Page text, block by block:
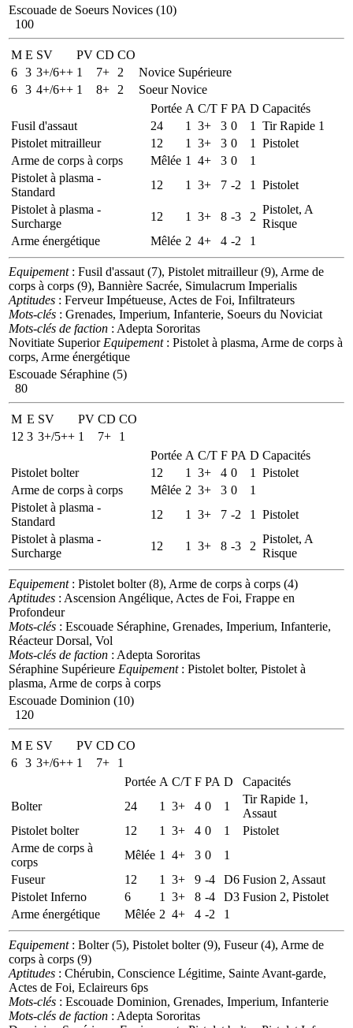
Escouade de Soeurs Novices (10)
100
M E SV PV CD CO
6 3 3+/6++ 1 7+ 2
Novice Supérieure
6 3 4+/6++ 1 8+ 2
Soeur Novice
Portée A C/T F PA D Capacités
Fusil d'assaut
24 1 3+ 3 0 1
Tir Rapide 1
Pistolet mitrailleur
12 1 3+ 3 0 1
Pistolet
Arme de corps à corps
Mêlée 1 4+ 3 0
1
Pistolet à plasma -
Standard
12 1 3+ 7 -2 1
Pistolet
Pistolet à plasma -
Surcharge
12 1 3+ 8 -3 2
Pistolet, A
Risque
Arme énergétique
Mêlée 2 4+ 4 -2 1
Equipement: Fusil d'assaut (7), Pistolet mitrailleur (9), Arme de
corps à corps (9), Bannière Sacrée, Simulacrum Imperialis
Aptitudes : Ferveur Impétueuse, Actes de Foi, Infiltrateurs
Mots-clés : Grenades, Imperium, Infanterie, Soeurs du Noviciat
Mots-clés de faction : Adepta Sororitas
Novitiate Superior Equipement: Pistolet à plasma, Arme de corps à
corps, Arme énergétique
Escouade Séraphine (5)
80
M E SV PV CD CO
12 3 3+/5++ 1 7+
1
Portée A C/T F PA D Capacités
Pistolet bolter
12 1 3+ 4 0 1
Pistolet
Arme de corps à corps
Mêlée 2 3+ 3 0
1
Pistolet à plasma -
Standard
12 1 3+ 7 -2 1
Pistolet
Pistolet à plasma -
Surcharge
12 1 3+ 8 -3 2
Pistolet, A
Risque
Equipement: Pistolet bolter (8), Arme de corps à corps (4)
Aptitudes : Ascension Angélique, Actes de Foi, Frappe en
Profondeur
Mots-clés : Escouade Séraphine, Grenades, Imperium, Infanterie,
Réacteur Dorsal, Vol
Mots-clés de faction : Adepta Sororitas
Séraphine Supérieure Equipement: Pistolet bolter, Pistolet à
plasma, Arme de corps à corps
Escouade Dominion (10)
120
M E SV PV CD CO
6 3 3+/6++ 1 7+
1
Portée A C/T F PA D
Capacités
Bolter
24 1 3+ 4 0 1
Tir Rapide 1,
Assaut
Pistolet bolter
12 1 3+ 4 0 1
Pistolet
Arme de corps à
corps
Mêlée 1 4+ 3 0
1
Fuseur
12 1 3+ 9 -4 D6 Fusion 2, Assaut
Pistolet Inferno
6 1 3+ 8 -4 D3 Fusion 2, Pistolet
Arme énergétique
Mêlée 2 4+ 4 -2 1
Equipement: Bolter (5), Pistolet bolter (9), Fuseur (4), Arme de
corps à corps (9)
Aptitudes : Chérubin, Conscience Légitime, Sainte Avant-garde,
Actes de Foi, Eclaireurs 6ps
Mots-clés : Escouade Dominion, Grenades, Imperium, Infanterie
Mots-clés de faction : Adepta Sororitas